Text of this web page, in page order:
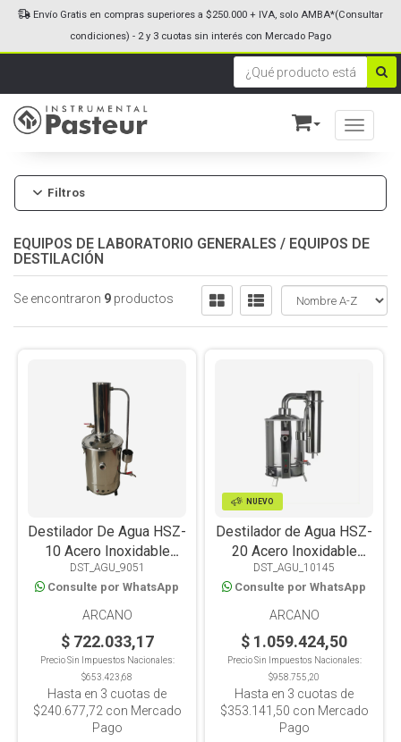
Toggle
Envío Gratis en compras superiores a $250.000 + IVA, solo AMBA*(Consultar
condiciones) - 2 y 3 cuotas sin interés con Mercado Pago
Filtros
EQUIPOS DE LABORATORIO GENERALES / EQUIPOS DE
DESTILACIÓN
Se encontraron 9 productos
Destilador De Agua HSZ-
10 Acero Inoxidable
10L/H
DST_AGU_9051
Consulte por WhatsApp
ARCANO
$ 722.033,17
Precio Sin Impuestos Nacionales:
$653.423,68
Hasta en 3 cuotas de
$240.677,72 con Mercado
Pago
NUEVO
Destilador de Agua HSZ-
20 Acero Inoxidable
20L/H
DST_AGU_10145
Consulte por WhatsApp
ARCANO
$ 1.059.424,50
Precio Sin Impuestos Nacionales:
$958.755,20
Hasta en 3 cuotas de
$353.141,50 con Mercado
Pago